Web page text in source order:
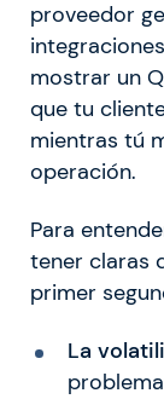
proveedor
mostrar un
que tu
mientras tú
operación.
Para
tener claras
primer
La